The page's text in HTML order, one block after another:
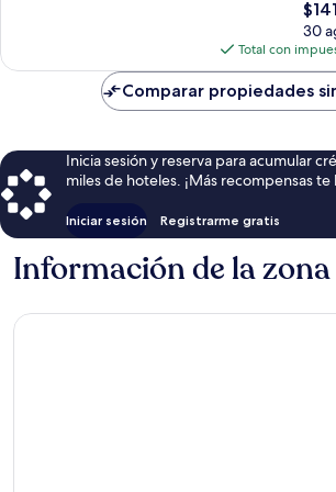
El
es
de
$141
30
Total con
Comparar propiedades
Inicia sesión y reserva para acumular
miles de hoteles. ¡Más recompensas te
Iniciar sesión Registrarme gratis
Información de la zona